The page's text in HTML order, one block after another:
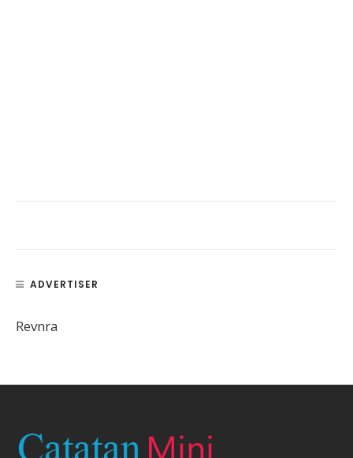
ADVERTISER
Revnra